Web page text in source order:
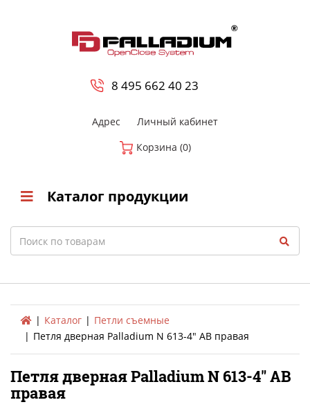
8 495 662 40 23
Адрес
Личный кабинет
Корзина (0)
Каталог продукции
Search
Каталог
Петли съемные
Петля дверная Palladium N 613-4" AB правая
Петля дверная Palladium N 613-4" AB
правая